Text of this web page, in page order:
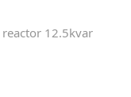
12.5kvar